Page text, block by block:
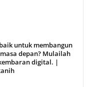
untuk membangun
depan? Mulailah
digital. |